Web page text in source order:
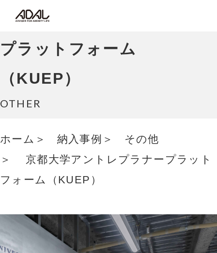
コラム
サポート情報
はたらく家具（広報誌）
最新情報/ニュース
採用情報
Japanese
京都大学アントレプラナー
プラットフォーム
（KUEP）
OTHER
ホーム 納入事例
その他
京都大学アントレプラナープラット
フォーム（KUEP）